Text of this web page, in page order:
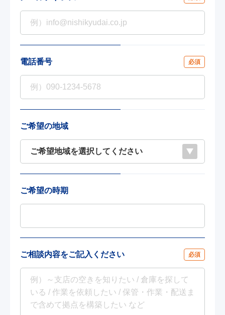
電話番号 必須
ご希望の地域
ご希望の時期
ご相談内容をご記入ください 必須